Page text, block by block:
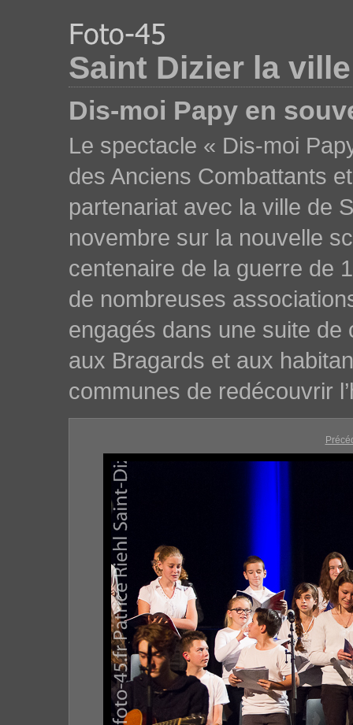
Saint Dizier la
Dis-moi Papy en
Le spectacle « Dis-moi
des Anciens Combattants
partenariat avec la ville de
novembre sur la nouvelle
centenaire de la guerre de
de nombreuses
engagés dans une suite
aux Bragards et aux
communes de redécouvrir